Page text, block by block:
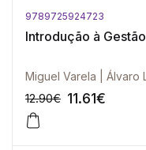
9789725924723
Introdução à Gestão
12.90€ 11.61€